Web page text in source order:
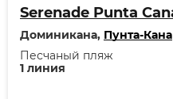
Доминикана, Пунта-Кана
1 линия
Песчаный пляж